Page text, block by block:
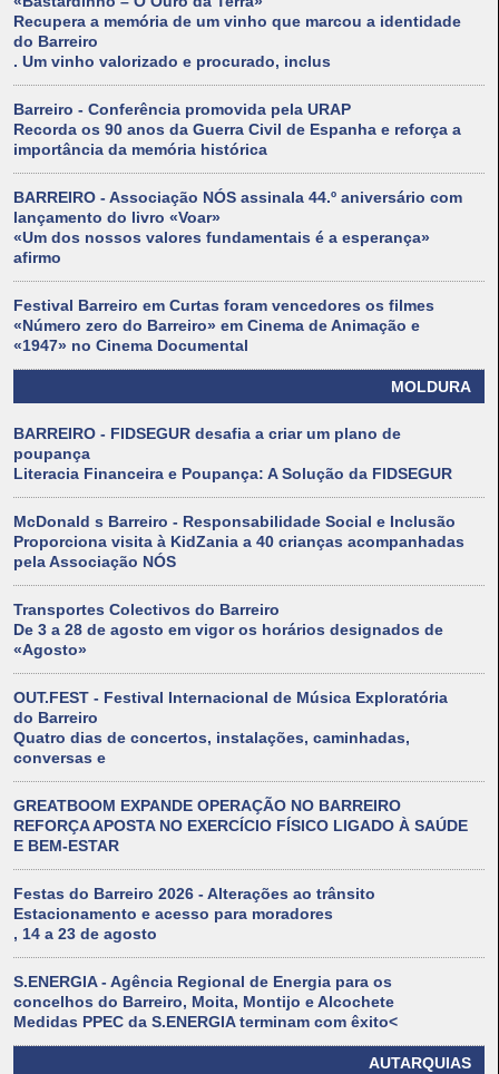
Recupera a memória de um vinho que marcou a identidade
do Barreiro
. Um vinho valorizado e procurado, inclus
Barreiro - Conferência promovida pela URAP
Recorda os 90 anos da Guerra Civil de Espanha e reforça a
importância da memória histórica
BARREIRO - Associação NÓS assinala 44.º aniversário com
lançamento do livro «Voar»
«Um dos nossos valores fundamentais é a esperança»
afirmo
Festival Barreiro em Curtas foram vencedores os filmes
«Número zero do Barreiro» em Cinema de Animação e
«1947» no Cinema Documental
MOLDURA
BARREIRO - FIDSEGUR desafia a criar um plano de
poupança
Literacia Financeira e Poupança: A Solução da FIDSEGUR
McDonald s Barreiro - Responsabilidade Social e Inclusão
Proporciona visita à KidZania a 40 crianças acompanhadas
pela Associação NÓS
Transportes Colectivos do Barreiro
De 3 a 28 de agosto em vigor os horários designados de
«Agosto»
OUT.FEST - Festival Internacional de Música Exploratória
do Barreiro
Quatro dias de concertos, instalações, caminhadas,
conversas e
GREATBOOM EXPANDE OPERAÇÃO NO BARREIRO
REFORÇA APOSTA NO EXERCÍCIO FÍSICO LIGADO À SAÚDE
E BEM-ESTAR
Festas do Barreiro 2026 - Alterações ao trânsito
Estacionamento e acesso para moradores
, 14 a 23 de agosto
S.ENERGIA - Agência Regional de Energia para os
concelhos do Barreiro, Moita, Montijo e Alcochete
Medidas PPEC da S.ENERGIA terminam com êxito<
AUTARQUIAS